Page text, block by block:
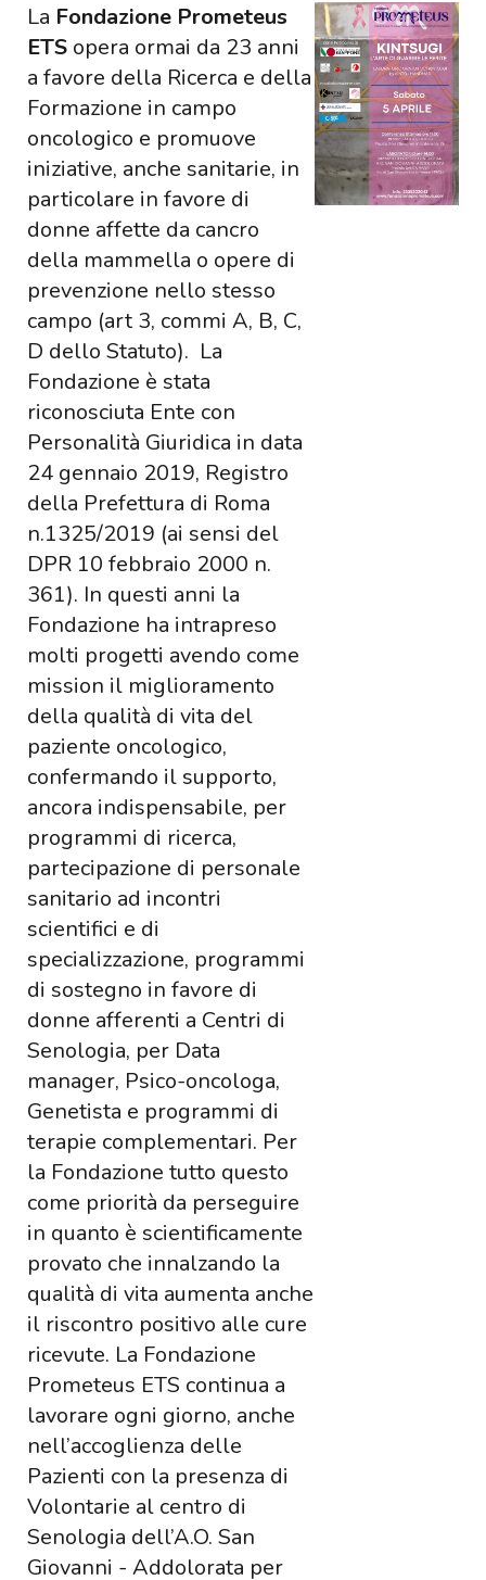
La Fondazione Prometeus
ETS opera ormai da 23 anni
a favore della Ricerca e della
Formazione in campo
oncologico e promuove
iniziative, anche sanitarie, in
particolare in favore di
donne affette da cancro
della mammella o opere di
prevenzione nello stesso
campo (art 3, commi A, B, C,
D dello Statuto). La
Fondazione è stata
riconosciuta Ente con
Personalità Giuridica in data
24 gennaio 2019, Registro
della Prefettura di Roma
n.1325/2019 (ai sensi del
DPR 10 febbraio 2000 n.
361). In questi anni la
Fondazione ha intrapreso
molti progetti avendo come
mission il miglioramento
della qualità di vita del
paziente oncologico,
confermando il supporto,
ancora indispensabile, per
programmi di ricerca,
partecipazione di personale
sanitario ad incontri
scientifici e di
specializzazione, programmi
di sostegno in favore di
donne afferenti a Centri di
Senologia, per Data
manager, Psico-oncologa,
Genetista e programmi di
terapie complementari. Per
la Fondazione tutto questo
come priorità da perseguire
in quanto è scientificamente
provato che innalzando la
qualità di vita aumenta anche
il riscontro positivo alle cure
ricevute. La Fondazione
Prometeus ETS continua a
lavorare ogni giorno, anche
nell’accoglienza delle
Pazienti con la presenza di
Volontarie al centro di
Senologia dell’A.O. San
Giovanni - Addolorata per